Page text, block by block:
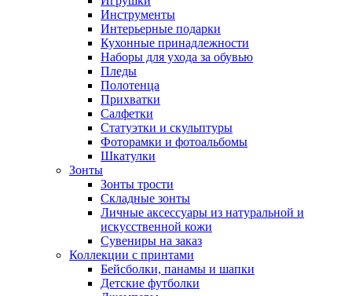
Инструменты
Интерьерные подарки
Кухонные принадлежности
Наборы для ухода за обувью
Пледы
Полотенца
Прихватки
Салфетки
Статуэтки и скульптуры
Фоторамки и фотоальбомы
Шкатулки
Зонты
Зонты трости
Складные зонты
Личные аксессуары из натуральной и
искусственной кожи
Сувениры на заказ
Коллекции с принтами
Бейсболки, панамы и шапки
Детские футболки